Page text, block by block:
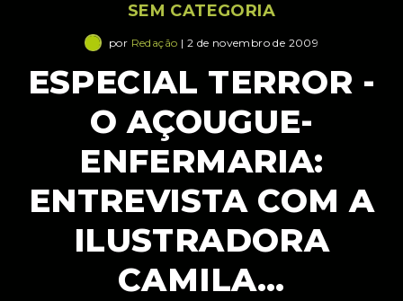
SEM CATEGORIA
por Redação | 2 de novembro de 2009
ESPECIAL TERROR -
O AÇOUGUE-
ENFERMARIA:
ENTREVISTA COM A
ILUSTRADORA
CAMILA…